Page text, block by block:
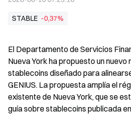
STABLE -0,37%
El Departamento de Servicios
Nueva York ha propuesto un
stablecoins diseñado para
GENIUS. La propuesta amplía el
existente de Nueva York, que se
guía sobre stablecoins publicada